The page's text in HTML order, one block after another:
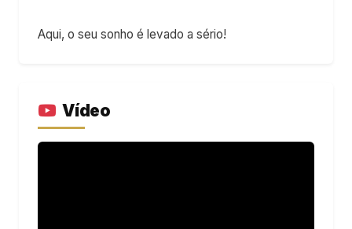
Aqui, o seu sonho é levado a sério!
Vídeo